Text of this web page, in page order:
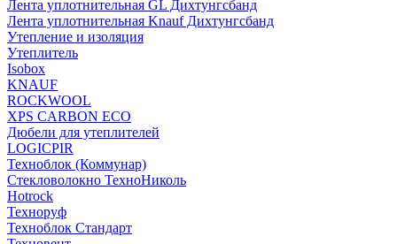
Лента уплотнительная GL Дихтунгсбанд
Лента уплотнительная Knauf Дихтунгсбанд
Утепление и изоляция
Утеплитель
Isobox
KNAUF
ROCKWOOL
XPS CARBON ECO
Дюбели для утеплителей
LOGICPIR
Техноблок (Коммунар)
Стекловолокно ТехноНиколь
Hotrock
Технoруф
Техноблок Стандарт